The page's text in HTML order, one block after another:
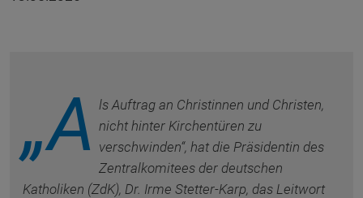
„A ls Auftrag an Christinnen und Christen,
nicht hinter Kirchentüren zu
verschwinden“, hat die Präsidentin des
Zentralkomitees der deutschen
Katholiken (ZdK), Dr. Irme Stetter-Karp, das Leitwort